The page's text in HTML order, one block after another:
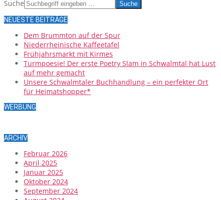
Suche
NEUESTE BEITRÄGE
Dem Brummton auf der Spur
Niederrheinische Kaffeetafel
Frühjahrsmarkt mit Kirmes
Turmpoesie! Der erste Poetry Slam in Schwalmtal hat Lust
auf mehr gemacht
Unsere Schwalmtaler Buchhandlung – ein perfekter Ort
für Heimatshopper*
WERBUNG
ARCHIV
Februar 2026
April 2025
Januar 2025
Oktober 2024
September 2024